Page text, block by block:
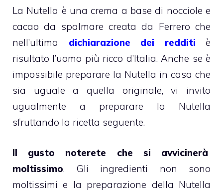
La Nutella è una crema a base di nocciole e
cacao da spalmare creata da Ferrero che
nell’ultima dichiarazione dei redditi è
risultato l’uomo più ricco d’Italia. Anche se è
impossibile preparare la Nutella in casa che
sia uguale a quella originale, vi invito
ugualmente a preparare la Nutella
sfruttando la ricetta seguente.
Il gusto noterete che si avvicinerà
moltissimo. Gli ingredienti non sono
moltissimi e la preparazione della Nutella